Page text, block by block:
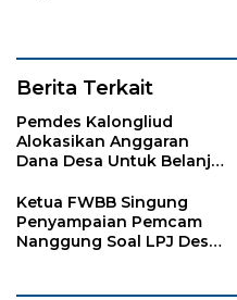
Berita Terkait
Pemdes Kalongliud
Alokasikan Anggaran
Dana Desa Untuk Belanja
Ketua FWBB Singung
Penyampaian Pemcam
Nanggung Soal LPJ Desa